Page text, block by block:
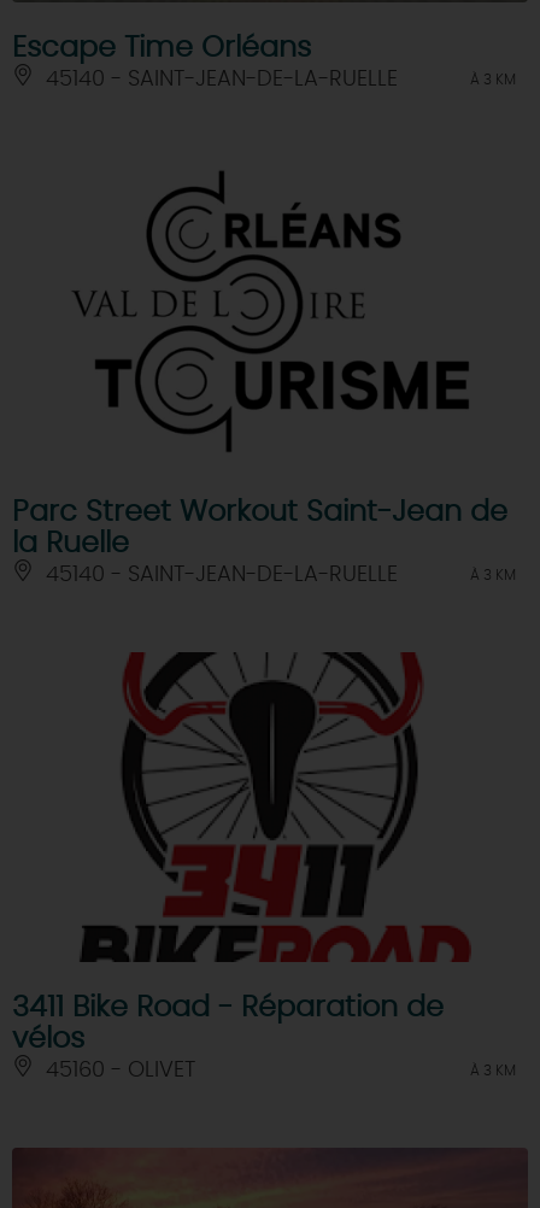
Escape Time Orléans
45140 - SAINT-JEAN-DE-LA-RUELLE À 3 KM
Parc Street Workout Saint-Jean de
la Ruelle
45140 - SAINT-JEAN-DE-LA-RUELLE À 3 KM
3411 Bike Road - Réparation de
vélos
45160 - OLIVET À 3 KM